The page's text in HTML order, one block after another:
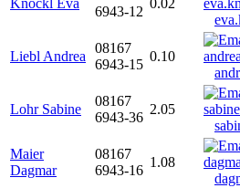
Knöckl Eva
6943-12
0.02
Liebl Andrea
08167
6943-15
0.10
Lohr Sabine
08167
6943-36
2.05
Maier
Dagmar
08167
6943-16
1.08